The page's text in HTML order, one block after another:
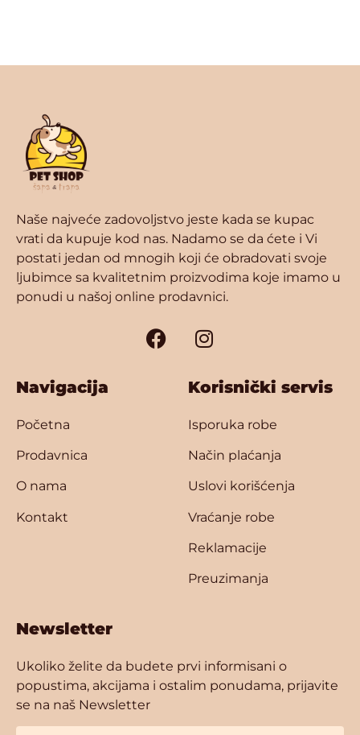
Naše najveće zadovoljstvo jeste kada se kupac
vrati da kupuje kod nas. Nadamo se da ćete i Vi
postati jedan od mnogih koji će obradovati svoje
ljubimce sa kvalitetnim proizvodima koje imamo u
ponudi u našoj online prodavnici.
Navigacija
Početna
Prodavnica
O nama
Kontakt
Korisnički servis
Isporuka robe
Način plaćanja
Uslovi korišćenja
Vraćanje robe
Reklamacije
Preuzimanja
Newsletter
Ukoliko želite da budete prvi informisani o
popustima, akcijama i ostalim ponudama, prijavite
se na naš Newsletter